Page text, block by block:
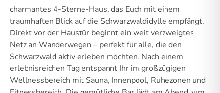
charmantes 4-Sterne-Haus, das Euch mit einem
traumhaften Blick auf die Schwarzwaldidylle empfängt.
Direkt vor der Haustür beginnt ein weit verzweigtes
Netz an Wanderwegen – perfekt für alle, die den
Schwarzwald aktiv erleben möchten. Nach einem
erlebnisreichen Tag entspannt Ihr im großzügigen
Wellnessbereich mit Sauna, Innenpool, Ruhezonen und